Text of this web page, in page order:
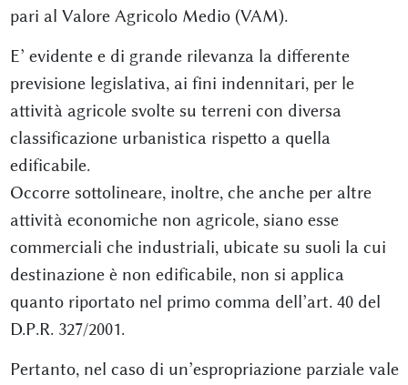
pari al Valore Agricolo Medio (VAM).
E’ evidente e di grande rilevanza la differente
previsione legislativa, ai fini indennitari, per le
attività agricole svolte su terreni con diversa
classificazione urbanistica rispetto a quella
edificabile.
Occorre sottolineare, inoltre, che anche per altre
attività economiche non agricole, siano esse
commerciali che industriali, ubicate su suoli la cui
destinazione è non edificabile, non si applica
quanto riportato nel primo comma dell’art. 40 del
D.P.R. 327/2001.
Pertanto, nel caso di un’espropriazione parziale vale